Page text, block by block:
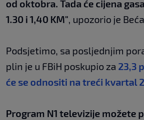
od oktobra. Tada će cijena
1.30 i 1,40 KM", upozorio je
Podsjetimo, sa posljednjim
plin je u FBiH poskupio za 23,3
će se odnositi na treći kvartal
Program N1 televizije možete